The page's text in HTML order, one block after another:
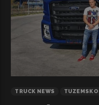
TRUCK NEWS TUZEMSKO